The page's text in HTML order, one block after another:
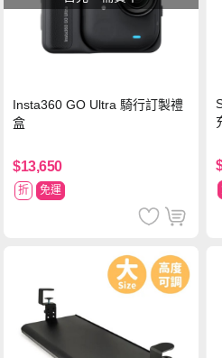
Insta360 GO Ultra 騎行訂製禮
盒
$13,650
折 免運